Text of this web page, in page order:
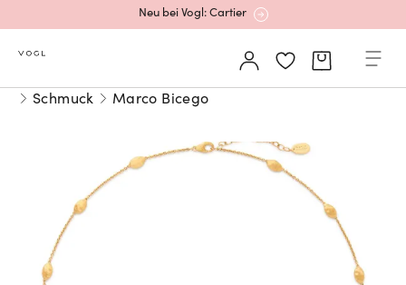
Neu bei Vogl: Cartier
Mehr erfahren: Ikonische Uhren von Cartier
Rolex Certified Pre-Owned entdecken
Schmuck Marco Bicego